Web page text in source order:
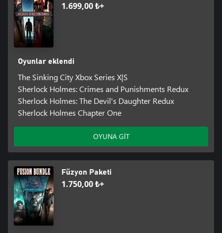
1.699,00 ₺+
Oyunlar eklendi
The Sinking City Xbox Series X|S
Sherlock Holmes: Crimes and Punishments Redux
Sherlock Holmes: The Devil's Daughter Redux
Sherlock Holmes Chapter One
OYUNA GİT
Füzyon Paketi
1.750,00 ₺+